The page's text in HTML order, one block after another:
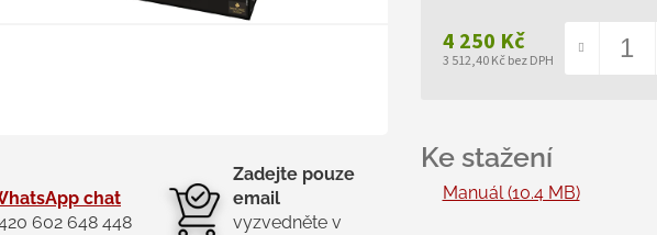
chat
602 648 448
Zadejte pouze
email
vyzvedněte v
4 250 Kč
3 512,40 Kč bez DPH
Manuál (10.4 MB)